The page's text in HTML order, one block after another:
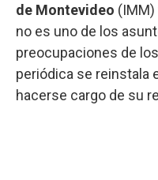
de Montevideo
no es uno de los
preocupaciones de
periódica se reinstala
hacerse cargo de su